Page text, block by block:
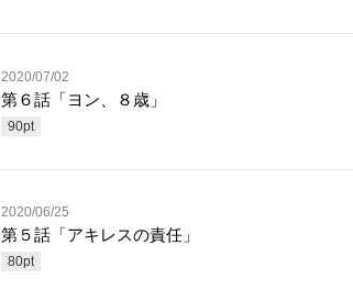
2020/07/02
第６話「ヨン、８歳」
90pt
2020/06/25
第５話「アキレスの責任」
80pt